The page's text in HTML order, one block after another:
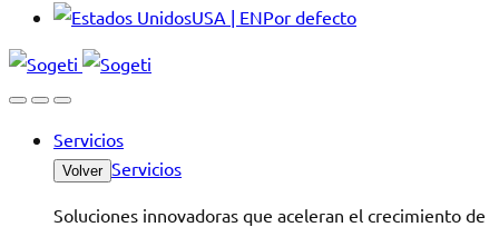
USA | ENPor defecto
Servicios
Volver Servicios
Soluciones innovadoras que aceleran el crecimiento de